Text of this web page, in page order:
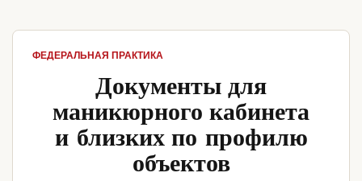
ФЕДЕРАЛЬНАЯ ПРАКТИКА
Документы для
маникюрного кабинета
и близких по профилю
объектов